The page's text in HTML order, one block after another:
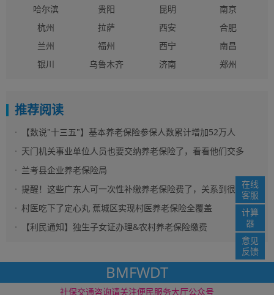
哈尔滨
贵阳 昆明
南京
杭州
拉萨 西安
合肥
兰州
福州 西宁
南昌
银川
乌鲁木齐 济南 郑州
推荐阅读
【数说"十三五"】基本养老保险参保人数累计增加52万人
天门机关事业单位人员也要交纳养老保险了，看看他们交多
少？
兰考县企业养老保险局
提醒！这些广东人可一次性补缴养老保险费了，关系到很多
人！
村医吃下了定心丸 蕉城区实现村医养老保险全覆盖
【利民通知】独生子女证办理&农村养老保险缴费
社保资讯网 版权所 免责声明
网站地图
在线
客服
计算
器
意见
反馈
BMFWDT
社保交通咨询请关注便民服务大厅公众号